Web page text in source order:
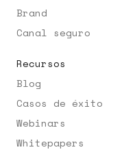
Brand
Canal seguro
Recursos
Blog
Casos de éxito
Webinars
Whitepapers